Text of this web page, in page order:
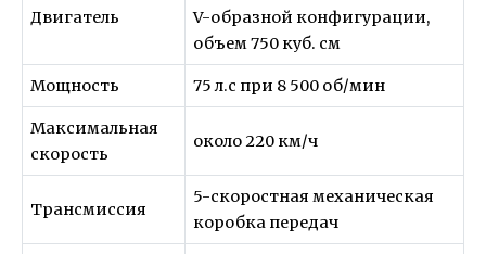
Двигатель
V-образной конфигурации,
объем 750 куб. см
Мощность 75 л.с при 8 500 об/мин
Максимальная
скорость
около 220 км/ч
Трансмиссия
5-скоростная механическая
коробка передач